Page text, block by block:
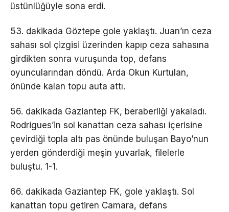
üstünlüğüyle sona erdi.
53. dakikada Göztepe gole yaklaştı. Juan’ın ceza
sahası sol çizgisi üzerinden kapıp ceza sahasına
girdikten sonra vuruşunda top, defans
oyuncularından döndü. Arda Okun Kurtulan,
önünde kalan topu auta attı.
56. dakikada Gaziantep FK, beraberliği yakaladı.
Rodrigues’in sol kanattan ceza sahası içerisine
çevirdiği topla altı pas önünde buluşan Bayo’nun
yerden gönderdiği meşin yuvarlak, filelerle
buluştu. 1-1.
66. dakikada Gaziantep FK, gole yaklaştı. Sol
kanattan topu getiren Camara, defans